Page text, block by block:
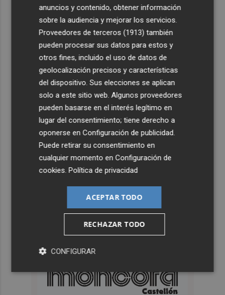
anuncios y contenido, obtener información
sobre la audiencia y mejorar los servicios.
Proveedores de terceros (1913) también
pueden procesar sus datos para estos y
otros fines, incluido el uso de datos de
geolocalización precisos y características
del dispositivo. Sus elecciones se aplican
solo a este sitio web. Algunos proveedores
pueden basarse en el interés legítimo en
lugar del consentimiento; tiene derecho a
oponerse enConfiguración de publicidad
Puede retirar su consentimiento en
cualquier momento enConfiguración de
cookies .Política de privacidad
ACEPTAR TODO
RECHAZAR TODO
CONFIGURAR